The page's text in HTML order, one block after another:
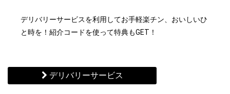
デリバリーサービスを利用してお手軽楽チン、おいしいひ
と時を！紹介コードを使って特典もGET！
デリバリーサービス